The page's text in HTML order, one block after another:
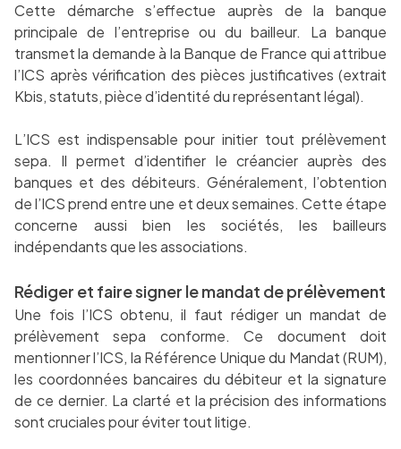
Cette démarche s’effectue auprès de la banque
principale de l’entreprise ou du bailleur. La banque
transmet la demande à la Banque de France qui attribue
l’ICS après vérification des pièces justificatives (extrait
Kbis, statuts, pièce d’identité du représentant légal).
L’ICS est indispensable pour initier tout prélèvement
sepa. Il permet d’identifier le créancier auprès des
banques et des débiteurs. Généralement, l’obtention
de l’ICS prend entre une et deux semaines. Cette étape
concerne aussi bien les sociétés, les bailleurs
indépendants que les associations.
Rédiger et faire signer le mandat de prélèvement
Une fois l’ICS obtenu, il faut rédiger un mandat de
prélèvement sepa conforme. Ce document doit
mentionner l’ICS, la Référence Unique du Mandat (RUM),
les coordonnées bancaires du débiteur et la signature
de ce dernier. La clarté et la précision des informations
sont cruciales pour éviter tout litige.